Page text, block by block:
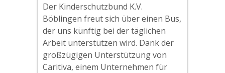
Der Kinderschutzbund K.V.
Böblingen freut sich über einen Bus,
der uns künftig bei der täglichen
Arbeit unterstützen wird. Dank der
großzügigen Unterstützung von
Caritiva, einem Unternehmen für